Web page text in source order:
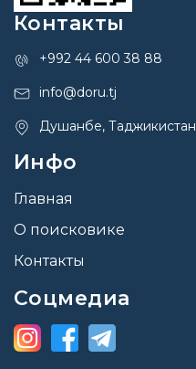
Контакты
+992 44 600 38 88
info@doru.tj
Душанбе, Таджикистан
Инфо
Главная
О поисковике
Контакты
Соцмедиа